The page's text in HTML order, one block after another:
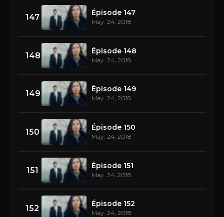
147 Épisode 147
May. 24, 2018
148 Épisode 148
May. 24, 2018
149 Épisode 149
May. 24, 2018
150 Épisode 150
May. 24, 2018
151 Épisode 151
May. 24, 2018
152 Épisode 152
May. 24, 2018